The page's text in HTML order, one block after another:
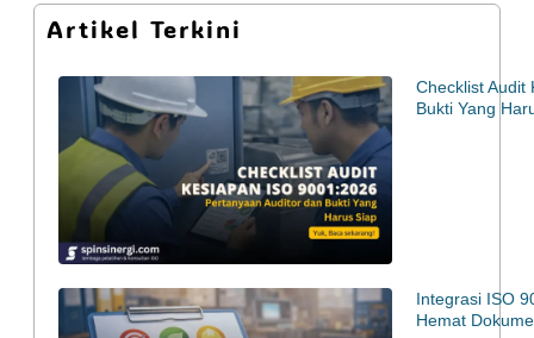
Artikel Terkini
Checklist Audit
Bukti Yang
Integrasi ISO
Hemat